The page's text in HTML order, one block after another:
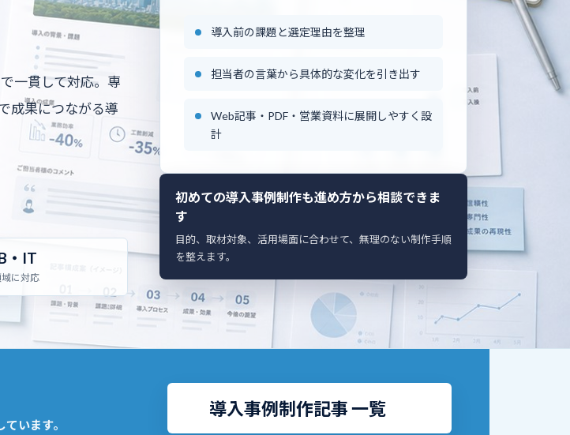
一貫して対応。専
成果につながる導
・IT
に対応
導入前の課題と選定理由を整理
担当者の言葉から具体的な変化を引き出す
Web記事・PDF・営業資料に展開しやすく設
計
初めての導入事例制作も進め方から相談できま
す
目的、取材対象、活用場面に合わせて、無理のない制作手順
を整えます。
います。
導入事例制作記事 一覧